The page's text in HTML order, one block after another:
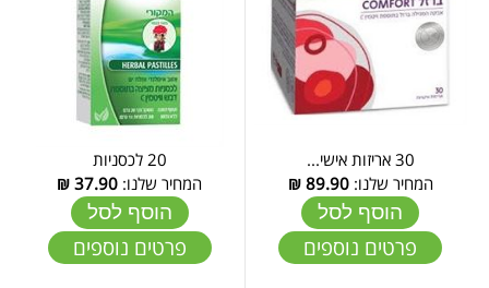
30 אריזות אישי...
המחיר שלנו:89.90
₪
הוסף לסל
פרטים נוספים
20 לכסניות
המחיר שלנו: 37.90
₪
הוסף לסל
פרטים נוספים